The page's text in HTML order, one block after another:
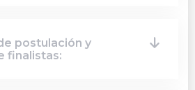
postulación y
finalistas: